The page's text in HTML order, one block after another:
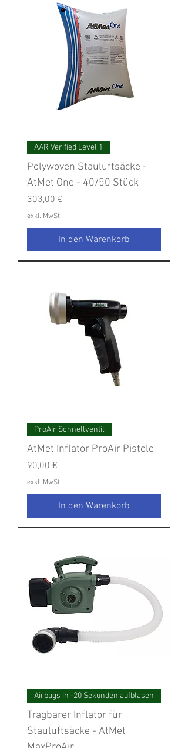
AAR Verified Level 1
Polywoven Stauluftsäcke -
AtMet One - 40/50 Stück
Preis
303,00 €
exkl. MwSt.
In den Warenkorb
ProAir Schnellventil
AtMet Inflator ProAir Pistole
Preis
90,00 €
exkl. MwSt.
In den Warenkorb
Airbags in -20 Sekunden aufblasen
Tragbarer Inflator für
Stauluftsäcke - AtMet